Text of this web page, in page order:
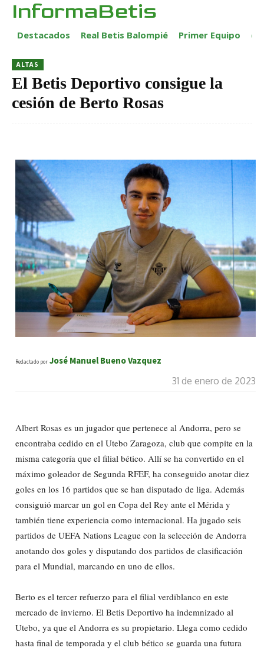
InformaBetis
Destacados Real Betis Balompié Primer Equipo
ALTAS
El Betis Deportivo consigue la
cesión de Berto Rosas
Redactado por José Manuel Bueno Vazquez
31 de enero de 2023
Albert Rosas es un jugador que pertenece al Andorra, pero se
encontraba cedido en el Utebo Zaragoza, club que compite en la
misma categoría que el filial bético. Allí se ha convertido en el
máximo goleador de Segunda RFEF, ha conseguido anotar diez
goles en los 16 partidos que se han disputado de liga. Además
consiguió marcar un gol en Copa del Rey ante el Mérida y
también tiene experiencia como internacional. Ha jugado seis
partidos de UEFA Nations League con la selección de Andorra
anotando dos goles y disputando dos partidos de clasificación
para el Mundial, marcando en uno de ellos.
Berto es el tercer refuerzo para el filial verdiblanco en este
mercado de invierno. El Betis Deportivo ha indemnizado al
Utebo, ya que el Andorra es su propietario. Llega como cedido
hasta final de temporada y el club bético se guarda una futura